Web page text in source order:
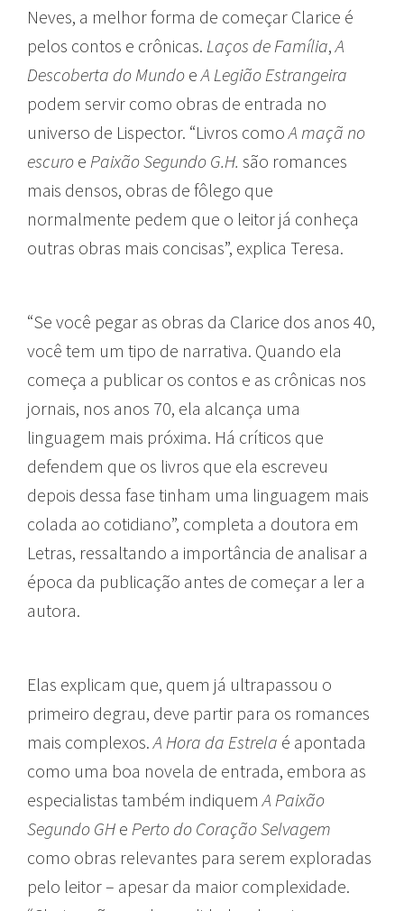
Neves, a melhor forma de começar Clarice é
pelos contos e crônicas. Laços de Família,A
Descoberta do Mundo eA Legião Estrangeira
podem servir como obras de entrada no
universo de Lispector. “Livros comoA maçã no
escuro e Paixão Segundo G.H. são romances
mais densos, obras de fôlego que
normalmente pedem que o leitor já conheça
outras obras mais concisas”, explica Teresa.
“Se você pegar as obras da Clarice dos anos 40,
você tem um tipo de narrativa. Quando ela
começa a publicar os contos e as crônicas nos
jornais, nos anos 70, ela alcança uma
linguagem mais próxima. Há críticos que
defendem que os livros que ela escreveu
depois dessa fase tinham uma linguagem mais
colada ao cotidiano”, completa a doutora em
Letras, ressaltando a importância de analisar a
época da publicação antes de começar a ler a
autora.
Elas explicam que, quem já ultrapassou o
primeiro degrau, deve partir para os romances
mais complexos.A Hora da Estrela é apontada
como uma boa novela de entrada, embora as
especialistas também indiquemA Paixão
Segundo GH e Perto do Coração Selvagem
como obras relevantes para serem exploradas
pelo leitor – apesar da maior complexidade.